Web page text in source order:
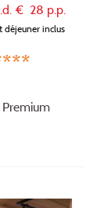
€ 28 p.p.
déjeuner inclus